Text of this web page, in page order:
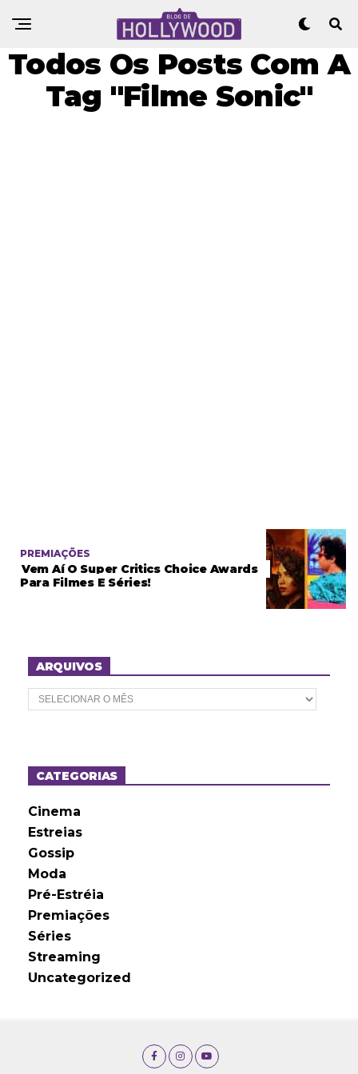
Todos Os Posts Com A
Tag "Filme Sonic"
PREMIAÇÕES
Vem Aí O Super Critics Choice Awards
Para Filmes E Séries!
ARQUIVOS
A
r
o
sCATEGORIAS
Cinema
Estreias
Gossip
Moda
Pré-Estréia
Premiações
Séries
Streaming
Uncategorized